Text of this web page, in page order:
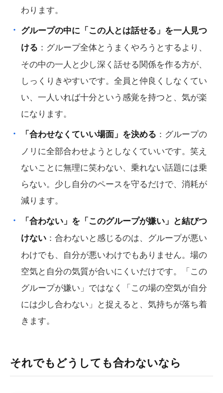
わります。
グループの中に「この人とは話せる」を一人見つ
ける ：グループ全体とうまくやろうとするより、
その中の一人と少し深く話せる関係を作る方が、
しっくりきやすいです。全員と仲良くしなくてい
い、一人いれば十分という感覚を持つと、気が楽
になります。
「合わせなくていい場面」を決める ：グループの
ノリに全部合わせようとしなくていいです。笑え
ないことに無理に笑わない、乗れない話題には乗
らない。少し自分のペースを守るだけで、消耗が
減ります。
「合わない」を「このグループが嫌い」と結びつ
けない ：合わないと感じるのは、グループが悪い
わけでも、自分が悪いわけでもありません。場の
空気と自分の気質が合いにくいだけです。「この
グループが嫌い」ではなく「この場の空気が自分
には少し合わない」と捉えると、気持ちが落ち着
きます。
それでもどうしても合わないなら